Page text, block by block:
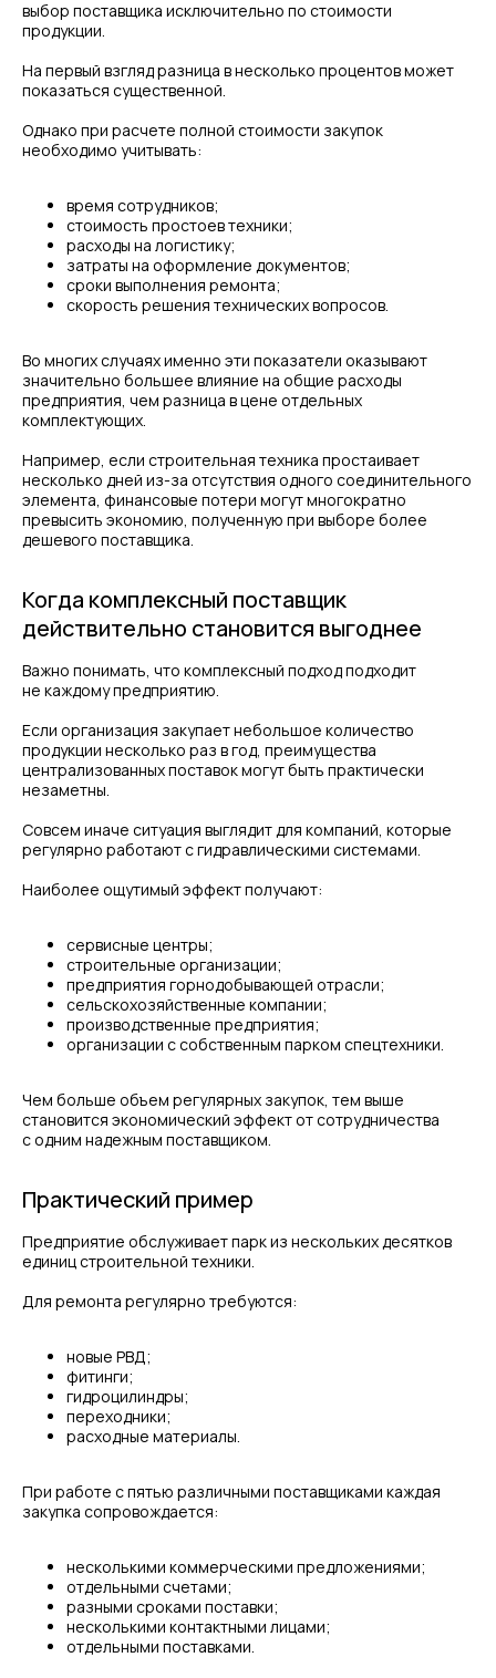
выбор поставщика исключительно по стоимости
продукции.
На первый взгляд разница в несколько процентов может
показаться существенной.
Однако при расчете полной стоимости закупок
необходимо учитывать:
время сотрудников;
стоимость простоев техники;
расходы на логистику;
затраты на оформление документов;
сроки выполнения ремонта;
скорость решения технических вопросов.
Во многих случаях именно эти показатели оказывают
значительно большее влияние на общие расходы
предприятия, чем разница в цене отдельных
комплектующих.
Например, если строительная техника простаивает
несколько дней из-за отсутствия одного соединительного
элемента, финансовые потери могут многократно
превысить экономию, полученную при выборе более
дешевого поставщика.
Когда комплексный поставщик
действительно становится выгоднее
Важно понимать, что комплексный подход подходит
не каждому предприятию.
Если организация закупает небольшое количество
продукции несколько раз в год, преимущества
централизованных поставок могут быть практически
незаметны.
Совсем иначе ситуация выглядит для компаний, которые
регулярно работают с гидравлическими системами.
Наиболее ощутимый эффект получают:
сервисные центры;
строительные организации;
предприятия горнодобывающей отрасли;
сельскохозяйственные компании;
производственные предприятия;
организации с собственным парком спецтехники.
Чем больше объем регулярных закупок, тем выше
становится экономический эффект от сотрудничества
с одним надежным поставщиком.
Практический пример
Предприятие обслуживает парк из нескольких десятков
единиц строительной техники.
Для ремонта регулярно требуются:
новые РВД;
фитинги;
гидроцилиндры;
переходники;
расходные материалы.
При работе с пятью различными поставщиками каждая
закупка сопровождается:
несколькими коммерческими предложениями;
отдельными счетами;
разными сроками поставки;
несколькими контактными лицами;
отдельными поставками.